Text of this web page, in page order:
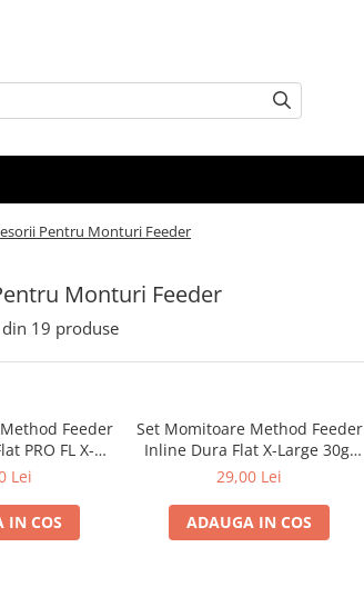
Pentru Monturi Feeder
Monturi Feeder
din 19 produse
Feeder
PRO FL X-
| PRO FL
Lei
IN COS
Set Momitoare Method Feeder
Inline Dura Flat X-Large 30g-
40g-50g | PRO FL
29,00 Lei
ADAUGA IN COS